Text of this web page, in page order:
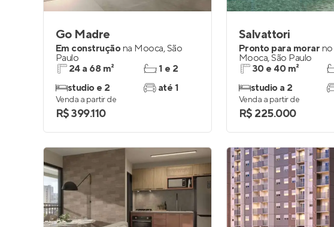
Go Madre
Em construçãona Mooca,São
Paulo
24 a 68 m²
studio e 2
1 e 2
até 1
Venda a partir de
R$ 399.110
Salvattori
Pronto para morar no
Mooca,São Paulo
30 e 40 m²
studio a 2
Venda a partir de
R$ 225.000